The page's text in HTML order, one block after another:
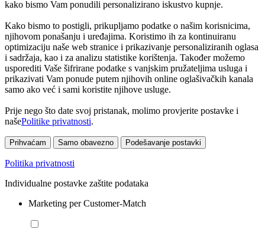
kako bismo Vam ponudili personalizirano iskustvo kupnje.
Kako bismo to postigli, prikupljamo podatke o našim korisnicima,
njihovom ponašanju i uređajima. Koristimo ih za kontinuiranu
optimizaciju naše web stranice i prikazivanje personaliziranih oglasa
i sadržaja, kao i za analizu statistike korištenja. Također možemo
usporediti Vaše šifrirane podatke s vanjskim pružateljima usluga i
prikazivati Vam ponude putem njihovih online oglašivačkih kanala
samo ako već i sami koristite njihove usluge.
Prije nego što date svoj pristanak, molimo provjerite postavke i
našePolitike privatnosti.
Prihvaćam Samo obavezno Podešavanje postavki
Politika privatnosti
Individualne postavke zaštite podataka
Marketing per Customer-Match